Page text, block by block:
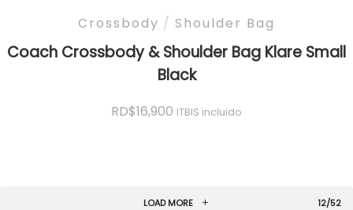
Crossbody / Shoulder Bag
Coach Crossbody & Shoulder Bag Klare Small
Black
RD$16,900 ITBIS incluido
LOAD MORE 12/52